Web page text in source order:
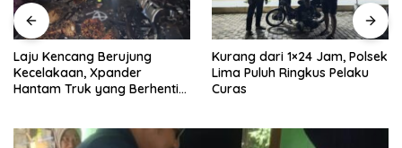
Kurang dari 1×24 Jam, Polsek
Lima Puluh Ringkus Pelaku
Curas
Satreskrim Polres Batu Bara
Ungkap Kasus Curat, Tiga
Pelaku Diamankan